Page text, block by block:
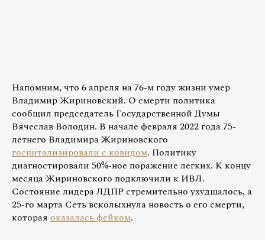
Напомним, что 6 апреля на 76-м году жизни умер
Владимир Жириновский. О смерти политика
сообщил председатель Государственной Думы
Вячеслав Володин. В начале февраля 2022 года 75-
летнего Владимира Жириновского
госпитализировали с ковидом. Политику
диагностировали 50%-ное поражение легких. К концу
месяца Жириновского подключили к ИВЛ.
Состояние лидера ЛДПР стремительно ухудшалось, а
25-го марта Сеть всколыхнула новость о его смерти,
которая оказалась фейком.